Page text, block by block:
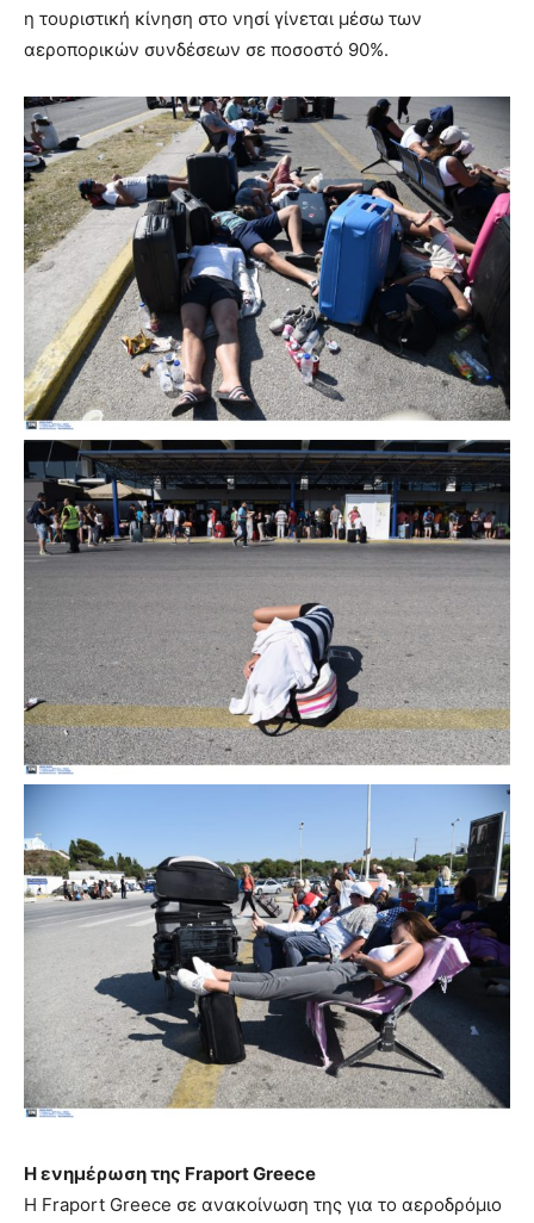
η τουριστική κίνηση στο νησί γίνεται μέσω των
αεροπορικών συνδέσεων σε ποσοστό 90%.
Η ενημέρωση της Fraport Greece
H Fraport Greece σε ανακοίνωση της για το αεροδρόμιο